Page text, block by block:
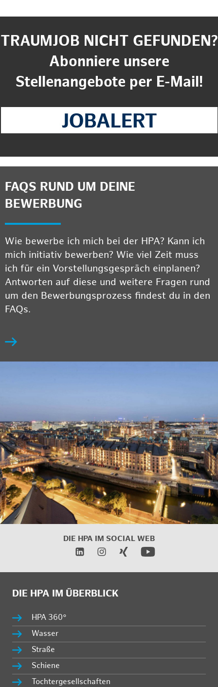
TRAUMJOB NICHT GEFUNDEN?
Abonniere unsere
Stellenangebote per E-Mail!
FAQS RUND UM DEINE
BEWERBUNG
Wie bewerbe ich mich bei der HPA? Kann ich
mich initiativ bewerben? Wie viel Zeit muss
ich für ein Vorstellungsgespräch einplanen?
Antworten auf diese und weitere Fragen rund
um den Bewerbungsprozess findest du in den
FAQs.
DIE HPA IM SOCIAL WEB
DIE HPA IM ÜBERBLICK
HPA 360°
Wasser
Straße
Schiene
Tochtergesellschaften